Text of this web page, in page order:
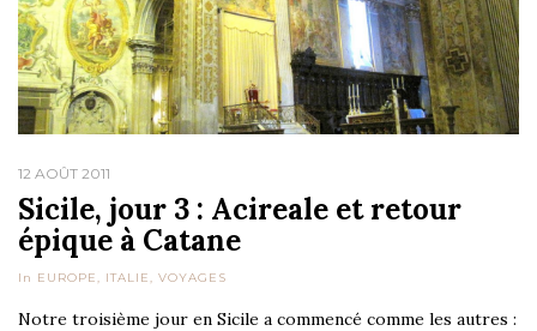
12 AOÛT 2011
Sicile, jour 3 : Acireale et retour
épique à Catane
In EUROPE, ITALIE, VOYAGES
Notre troisième jour en Sicile a commencé comme les autres :